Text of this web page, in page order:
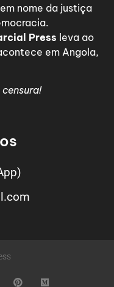
nome da justiça
Press leva ao
em Angola,